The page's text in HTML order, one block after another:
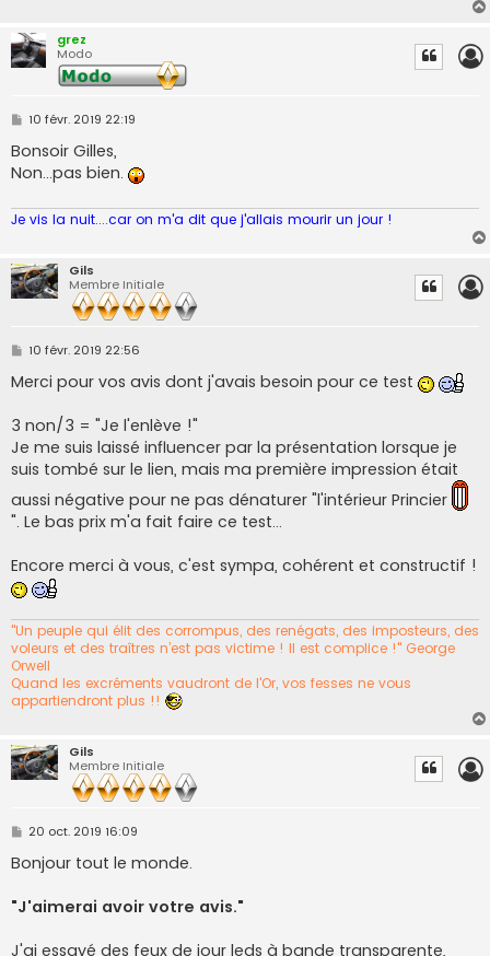
grez
Modo
M
s
s
a
10 févr. 2019 22:19
Bonsoir Gilles,
Non...pas bien.
Je vis la nuit....car on m'a dit que j'allais mourir un jour !
Gils
Membre Initiale
M
s
s
g
e
10 févr. 2019 22:56
Merci pour vos avis dont j'avais besoin pour ce test
3 non/3 = "Je l'enlève !"
Je me suis laissé influencer par la présentation lorsque je
suis tombé sur le lien, mais ma première impression était
aussi négative pour ne pas dénaturer "l'intérieur Princier
". Le bas prix m'a fait faire ce test...
Encore merci à vous, c'est sympa, cohérent et constructif !
"Un peuple qui élit des corrompus, des renégats, des imposteurs, des
voleurs et des traîtres n’est pas victime ! Il est complice !" George
Orwell
Quand les excréments vaudront de l'Or, vos fesses ne vous
appartiendront plus !!
Gils
Membre Initiale
M
s
s
g
e
20 oct. 2019 16:09
Bonjour tout le monde.
"J'aimerai avoir votre avis."
J'ai essayé des feux de jour leds à bande transparente,